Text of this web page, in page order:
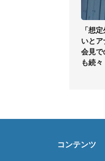
「想
いと
会見で
も続々
コンテンツ